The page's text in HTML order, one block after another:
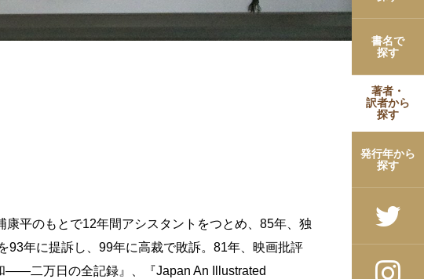
書名で
探す
著者・
訳者から
探す
発行年から
探す
平のもとで12年間アシスタントをつとめ、85年、独
93年に提訴し、99年に高裁で敗訴。81年、映画批評
——二万日の全記録』、『Japan An Illustrated